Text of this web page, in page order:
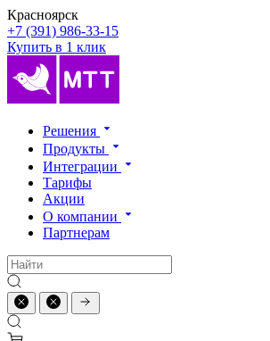
Красноярск
+7 (391) 986-33-15
Купить в 1 клик
Решения
Продукты
Интеграции
Тарифы
Акции
О компании
Партнерам